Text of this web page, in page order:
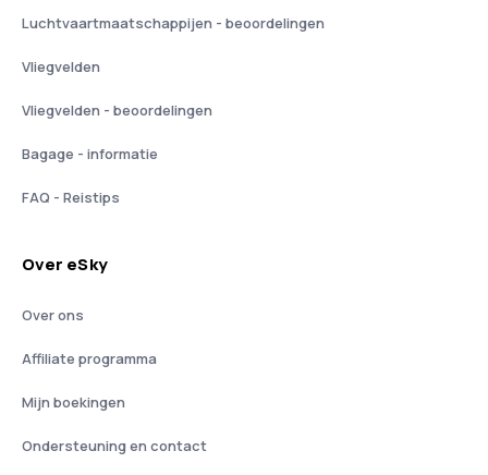
Luchtvaartmaatschappijen - beoordelingen
Vliegvelden
Vliegvelden - beoordelingen
Bagage - informatie
FAQ - Reistips
Over eSky
Over ons
Affiliate programma
Mijn boekingen
Ondersteuning en contact